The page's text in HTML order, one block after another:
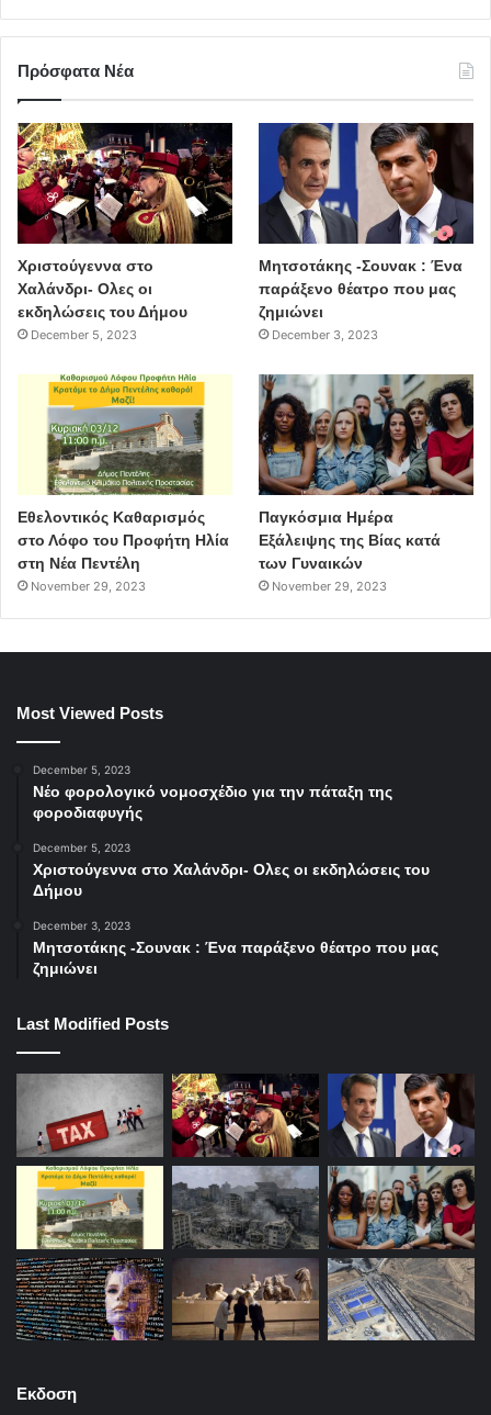
Πρόσφατα Νέα
Χριστούγεννα στο
Χαλάνδρι- Ολες οι
εκδηλώσεις του Δήμου
December 5, 2023
Μητσοτάκης -Σουνακ : Ένα
παράξενο θέατρο που μας
ζημιώνει
December 3, 2023
Εθελοντικός Καθαρισμός
στο Λόφο του Προφήτη Ηλία
στη Νέα Πεντέλη
November 29, 2023
Παγκόσμια Ημέρα
Εξάλειψης της Βίας κατά
των Γυναικών
November 29, 2023
Most Viewed Posts
December 5, 2023
Νέο φορολογικό νομοσχέδιο για την πάταξη της
φοροδιαφυγής
December 5, 2023
Χριστούγεννα στο Χαλάνδρι- Ολες οι εκδηλώσεις του
Δήμου
December 3, 2023
Μητσοτάκης -Σουνακ : Ένα παράξενο θέατρο που μας
ζημιώνει
Last Modified Posts
Εκδοση